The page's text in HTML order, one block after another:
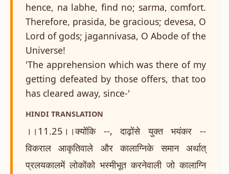
hence, na labhe, find no; sarma, comfort.
Therefore, prasida, be gracious; devesa, O
Lord of gods; jagannivasa, O Abode of the
Universe!
'The apprehension which was there of my
getting defeated by those offers, that too
has cleared away, since-'
HINDI TRANSLATION
।।11.25।।क्योंकि --, दाढ़ोंसे युक्त भयंकर --
विकराल आकृतिवाले और कालाग्निके समान अर्थात्
प्रलयकालमें लोकोंको भस्मीभूत करनेवाली जो कालाग्नि